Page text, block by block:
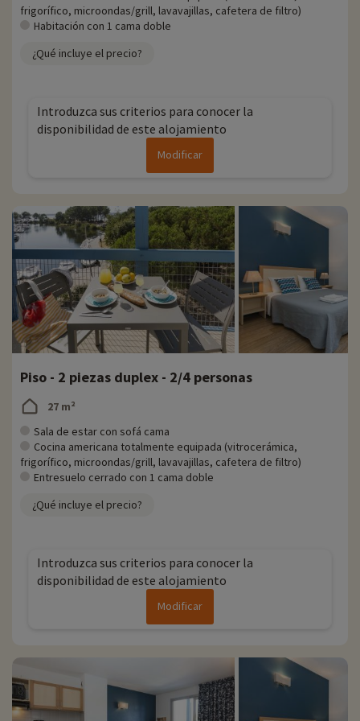
descubrirlas haciendo clic aquí!
Para más información
frigorífico, microondas/grill, lavavajillas, cafetera de filtro)
Habitación con 1 cama doble
¿Qué incluye el precio?
Introduzca sus criterios para conocer la
disponibilidad de este alojamiento
Modificar
Piso - 2 piezas duplex - 2/4 personas
27 m²
Sala de estar con sofá cama
Cocina americana totalmente equipada (vitrocerámica,
frigorífico, microondas/grill, lavavajillas, cafetera de filtro)
Entresuelo cerrado con 1 cama doble
¿Qué incluye el precio?
Introduzca sus criterios para conocer la
disponibilidad de este alojamiento
Modificar